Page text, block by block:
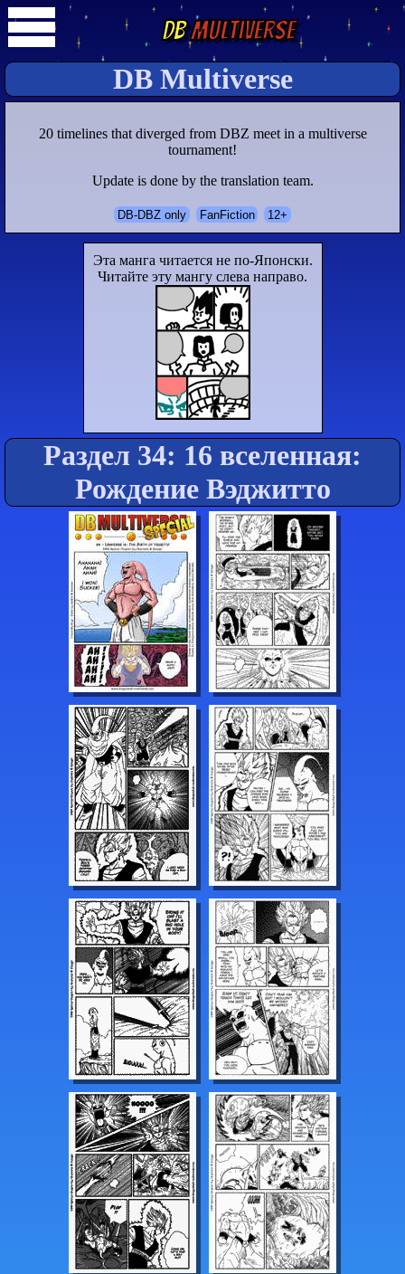
DBMultiverse
DB Multiverse
20 timelines that diverged from DBZ meet in a multiverse
tournament!
Update is done by the translation team.
DB-DBZ only FanFiction 12+
Эта манга читается не по-Японски.
Читайте эту мангу слева направо.
Раздел 34: 16 вселенная:
Рождение Вэджитто